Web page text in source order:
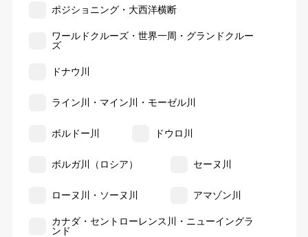
ポジショニング・大西洋横断
ワールドクルーズ・世界一周・グランドクルー
ズ
ドナウ川
ライン川・マイン川・モーゼル川
ボルドー川 ドウロ川
ボルガ川（ロシア） セーヌ川
ローヌ川・ソーヌ川 アマゾン川
カナダ・セントローレンス川・ニューイングラ
ンド